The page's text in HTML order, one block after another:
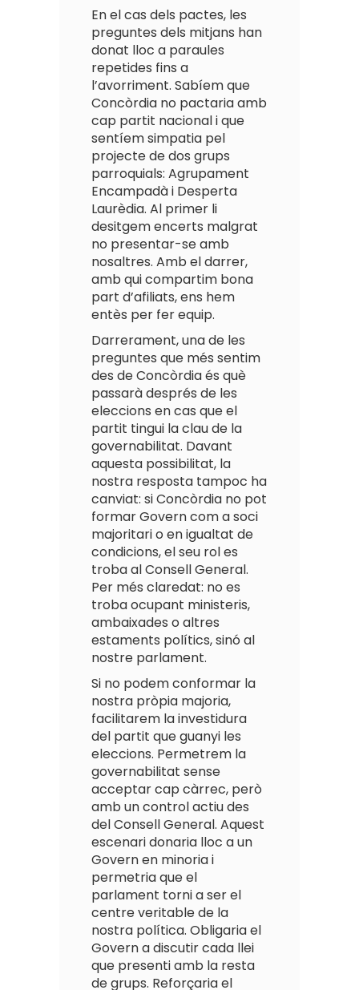
En el cas dels pactes, les
preguntes dels mitjans han
donat lloc a paraules
repetides fins a
l’avorriment. Sabíem que
Concòrdia no pactaria amb
cap partit nacional i que
sentíem simpatia pel
projecte de dos grups
parroquials: Agrupament
Encampadà i Desperta
Laurèdia. Al primer li
desitgem encerts malgrat
no presentar-se amb
nosaltres. Amb el darrer,
amb qui compartim bona
part d’afiliats, ens hem
entès per fer equip.
Darrerament, una de les
preguntes que més sentim
des de Concòrdia és què
passarà després de les
eleccions en cas que el
partit tingui la clau de la
governabilitat. Davant
aquesta possibilitat, la
nostra resposta tampoc ha
canviat: si Concòrdia no pot
formar Govern com a soci
majoritari o en igualtat de
condicions, el seu rol es
troba al Consell General.
Per més claredat: no es
troba ocupant ministeris,
ambaixades o altres
estaments polítics, sinó al
nostre parlament.
Si no podem conformar la
nostra pròpia majoria,
facilitarem la investidura
del partit que guanyi les
eleccions. Permetrem la
governabilitat sense
acceptar cap càrrec, però
amb un control actiu des
del Consell General. Aquest
escenari donaria lloc a un
Govern en minoria i
permetria que el
parlament torni a ser el
centre veritable de la
nostra política. Obligaria el
Govern a discutir cada llei
que presenti amb la resta
de grups. Reforçaria el